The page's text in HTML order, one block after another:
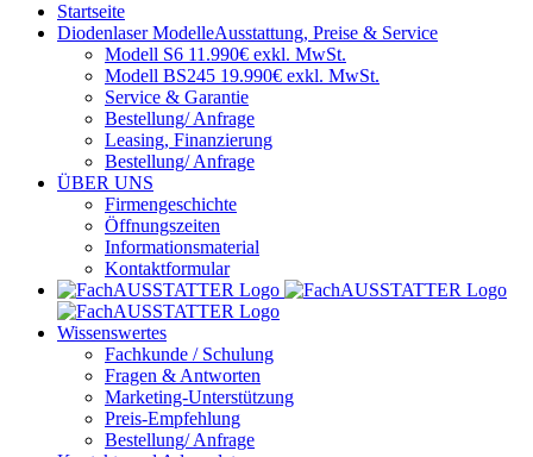
Startseite
Diodenlaser ModelleAusstattung, Preise & Service
Modell S6 11.990€ exkl. MwSt.
Modell BS245 19.990€ exkl. MwSt.
Service & Garantie
Bestellung/ Anfrage
Leasing, Finanzierung
Bestellung/ Anfrage
ÜBER UNS
Firmengeschichte
Öffnungszeiten
Informationsmaterial
Kontaktformular
Wissenswertes
Fachkunde / Schulung
Fragen & Antworten
Marketing-Unterstützung
Preis-Empfehlung
Bestellung/ Anfrage